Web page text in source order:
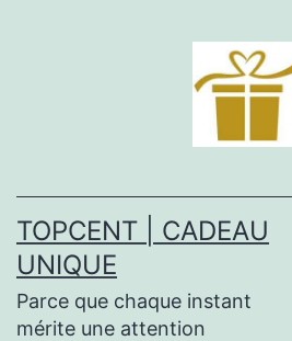
TOPCENT | CADEAU
UNIQUE
Parce que chaque instant
mérite une attention